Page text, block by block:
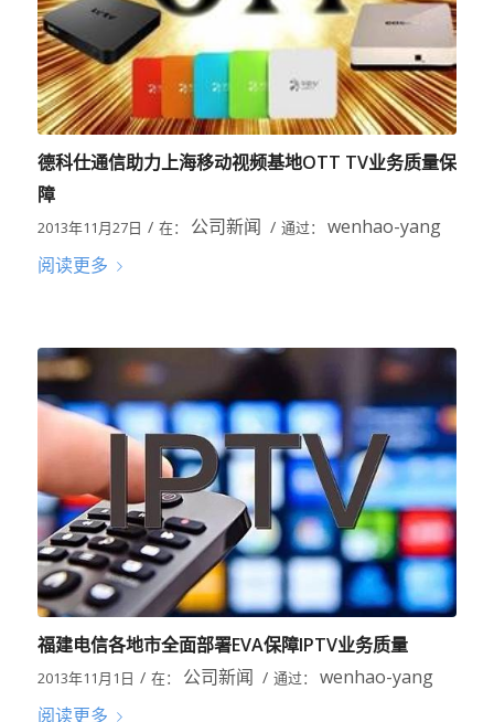
德科仕通信助力上海移动视频基地OTT TV业务质量保
障
2013年11月27日 / 在： 公司新闻 / 通过： wenhao-yang
阅读更多
福建电信各地市全面部署EVA保障IPTV业务质量
2013年11月1日 / 在： 公司新闻 / 通过： wenhao-yang
阅读更多